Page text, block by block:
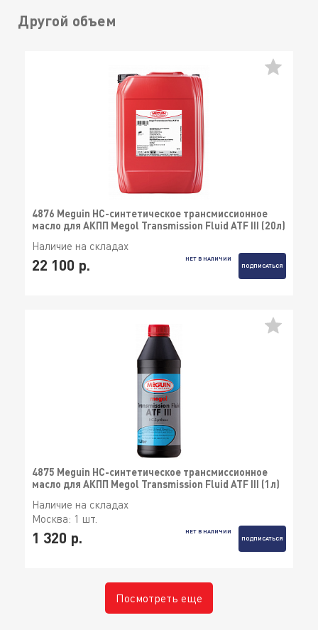
Другой объем
4876 Meguin НС-синтетическое трансмиссионное
масло для АКПП Megol Transmission Fluid ATF III (20л)
Наличие на складах
22 100 р.
НЕТ В НАЛИЧИИ
ПОДПИСАТЬСЯ
4875 Meguin НС-синтетическое трансмиссионное
масло для АКПП Megol Transmission Fluid ATF III (1л)
Наличие на складах
Москва: 1 шт.
1 320 р.
НЕТ В НАЛИЧИИ
ПОДПИСАТЬСЯ
Посмотреть еще